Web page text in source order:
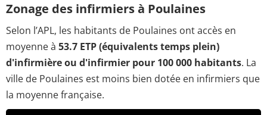
Zonage des infirmiers à Poulaines
Selon l’APL, les habitants de Poulaines ont accès en
moyenne à 53.7 ETP (équivalents temps plein)
d'infirmière ou d'infirmier pour 100 000 habitants. La
ville de Poulaines est moins bien dotée en infirmiers que
la moyenne française.